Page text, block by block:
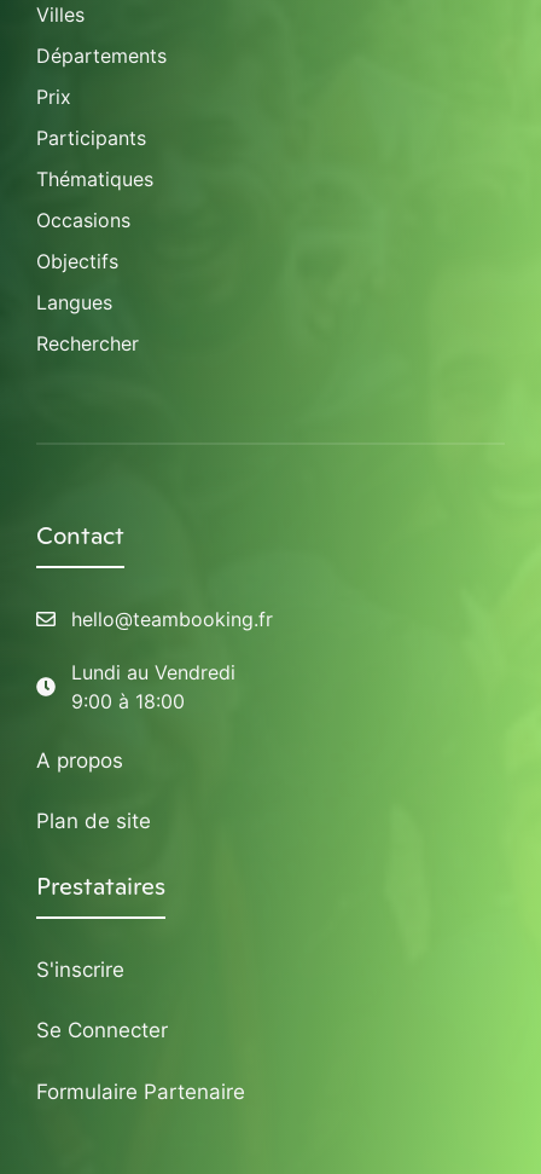
Villes
Départements
Prix
Participants
Thématiques
Occasions
Objectifs
Langues
Rechercher
Contact
hello@teambooking.fr
Lundi au Vendredi
9:00 à 18:00
A propos
Plan de site
Prestataires
S'inscrire
Se Connecter
Formulaire Partenaire